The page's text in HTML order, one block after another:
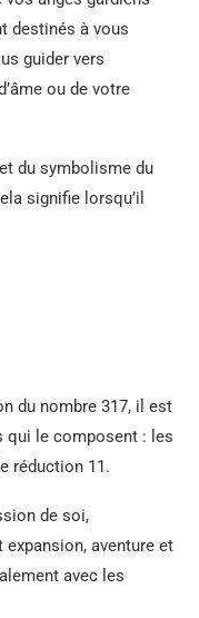
destinés à vous
guider vers
ou de votre
du symbolisme du
signifie lorsqu’il
du nombre 317, il est
qui le composent : les
réduction 11.
de soi,
aventure et
avec les